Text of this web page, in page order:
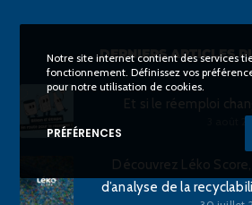
DERNIERS ARTICLES
Et si le réemploi
Découvrez Léko
d’analyse de la
Notre site internet contient des services
fonctionnement. Définissez vos
pour notre utilisation de cookies.
PRÉFÉRENCES